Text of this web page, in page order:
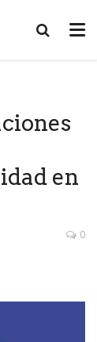
en
0